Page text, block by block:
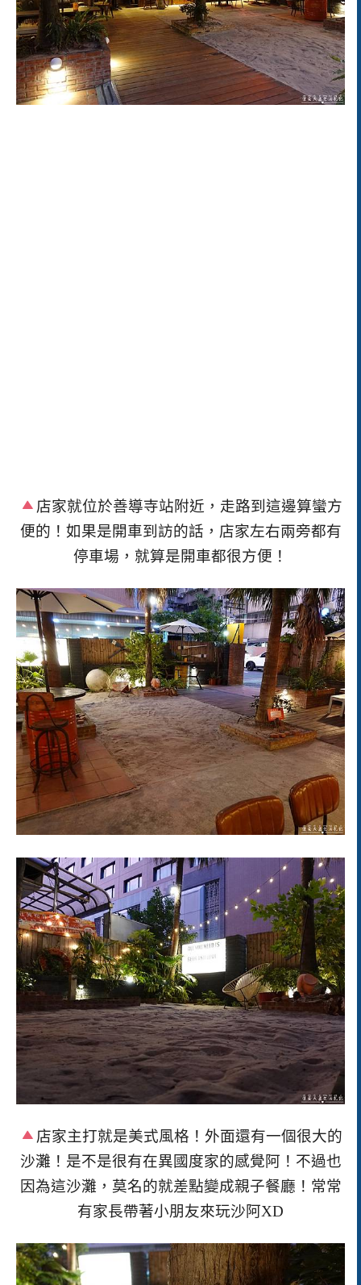
店家就位於善導寺站附近，走路到這邊算蠻方
便的！如果是開車到訪的話，店家左右兩旁都有
停車場，就算是開車都很方便！
店家主打就是美式風格！外面還有一個很大的
沙灘！是不是很有在異國度家的感覺阿！不過也
因為這沙灘，莫名的就差點變成親子餐廳！常常
有家長帶著小朋友來玩沙阿XD